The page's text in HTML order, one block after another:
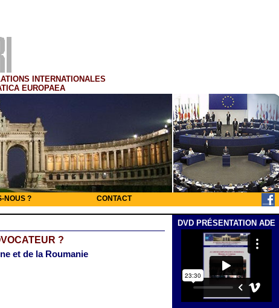
INTERNATIONALES
EUROPAEA
NOUS ? CONTACT
?
et de la Roumanie
DVD PRÉSENTATION ADE